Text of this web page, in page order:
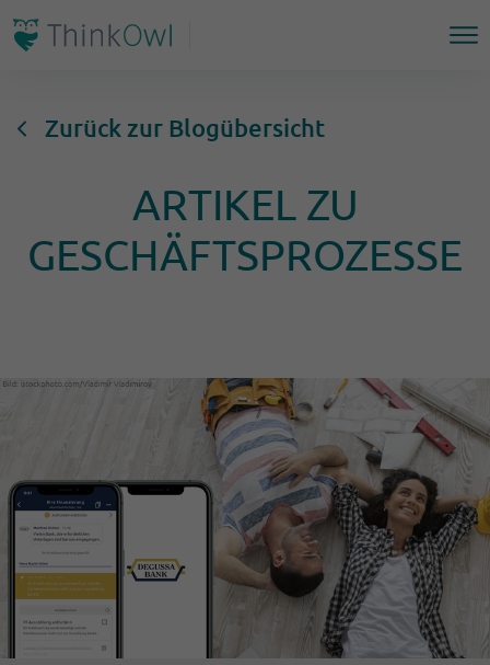
Zurück zur Blogübersicht
ARTIKEL ZU
GESCHÄFTSPROZESSE